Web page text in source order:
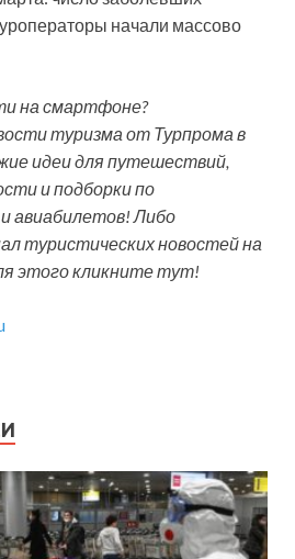
начали массово
на смартфоне?
туризма от Турпрома в
идеи для путешествий,
и подборки по
авиабилетов! Либо
туристических новостей на
этого кликните тут!